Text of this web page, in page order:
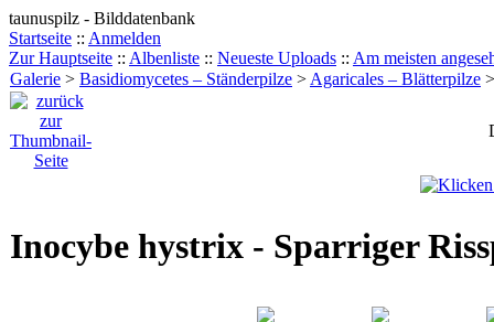
taunuspilz - Bilddatenbank
Startseite :: Anmelden
Zur Hauptseite :: Albenliste :: Neueste Uploads :: Am meisten
Galerie > Basidiomycetes – Ständerpilze > Agaricales – Blätterpilze
Inocybe hystrix - Sparriger